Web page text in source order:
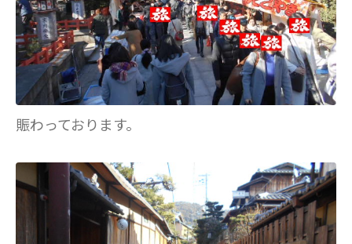
賑わっております。